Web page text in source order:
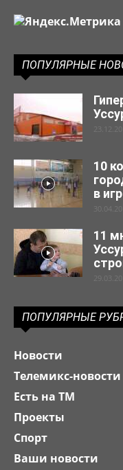
ПОПУЛЯРНЫЕ
10
в
11
ПОПУЛЯРНЫЕ
Новости
Телемикс-новости
Есть на ТМ
Проекты
Спорт
Ваши новости